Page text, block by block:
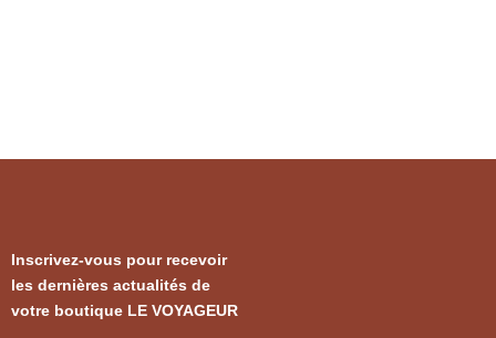
Inscrivez-vous pour recevoir
les dernières actualités de
votre boutique LE VOYAGEUR